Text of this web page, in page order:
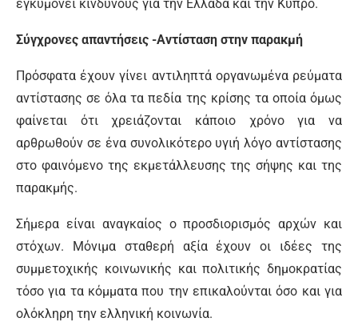
εγκυμονεί κινδύνους για την Ελλάδα και την Κύπρο.
Σύγχρονες απαντήσεις -Αντίσταση στην παρακμή
Πρόσφατα έχουν γίνει αντιληπτά οργανωμένα ρεύματα
αντίστασης σε όλα τα πεδία της κρίσης τα οποία όμως
φαίνεται ότι χρειάζονται κάποιο χρόνο για να
αρθρωθούν σε ένα συνολικότερο υγιή λόγο αντίστασης
στο φαινόμενο της εκμετάλλευσης της σήψης και της
παρακμής.
Σήμερα είναι αναγκαίος ο προσδιορισμός αρχών και
στόχων. Μόνιμα σταθερή αξία έχουν οι ιδέες της
συμμετοχικής κοινωνικής και πολιτικής δημοκρατίας
τόσο για τα κόμματα που την επικαλούνται όσο και για
ολόκληρη την ελληνική κοινωνία.